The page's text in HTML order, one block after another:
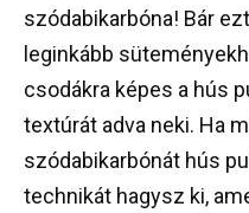
szódabikarbóna! Bár
leginkább
csodákra képes a hús
textúrát adva neki. Ha
szódabikarbónát hús
technikát hagysz ki,